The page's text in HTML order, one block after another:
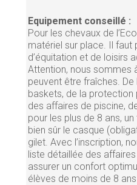
Equipement conseillé :
Pour les chevaux de
matériel sur place. Il faut
d’équitation et de loisirs
Attention, nous sommes
peuvent être fraîches.
baskets, de la protection
des affaires de piscine,
pour les plus de 8 ans,
bien sûr le casque
gilet. Avec l’inscription,
liste détaillée des
assurer un confort
élèves de moins de 8